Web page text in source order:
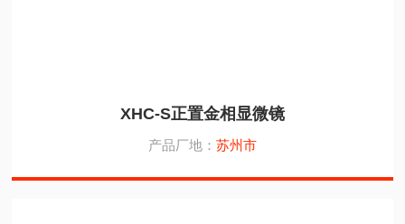
XHC-S正置金相显微镜
产品厂地： 苏州市